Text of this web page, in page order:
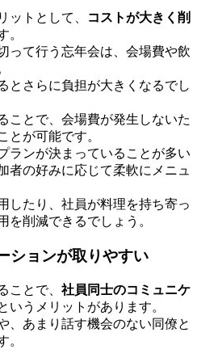
ットとして、
コストが大きく削
。
って行う忘年会は、会場費や飲
とさらに負担が大きくなるでし
ことで、会場費が発生しないた
とが可能です。
ランが決まっていることが多い
者の好みに応じて柔軟にメニュ
したり、社員が料理を持ち寄っ
を削減できるでしょう。
ションが取りやすい
ことで、 社員同士のコミュニケ
いうメリットがあります。
、あまり話す機会のない同僚と
。